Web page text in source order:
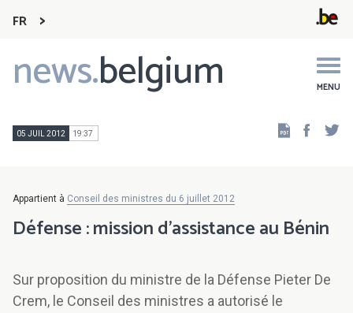
FR
news.belgium MENU
Main
navigation
05 JUIL 2012 19:37
Appartient à Conseil des ministres du 6 juillet 2012
Défense : mission d'assistance au Bénin
Sur proposition du ministre de la Défense Pieter De
Crem, le Conseil des ministres a autorisé le